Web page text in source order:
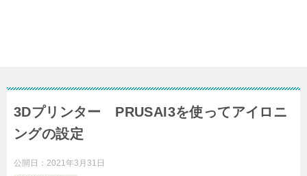
3Dプリンター PRUSAI3を使ってアイロニ
ングの設定
公開日： 2021年3月31日